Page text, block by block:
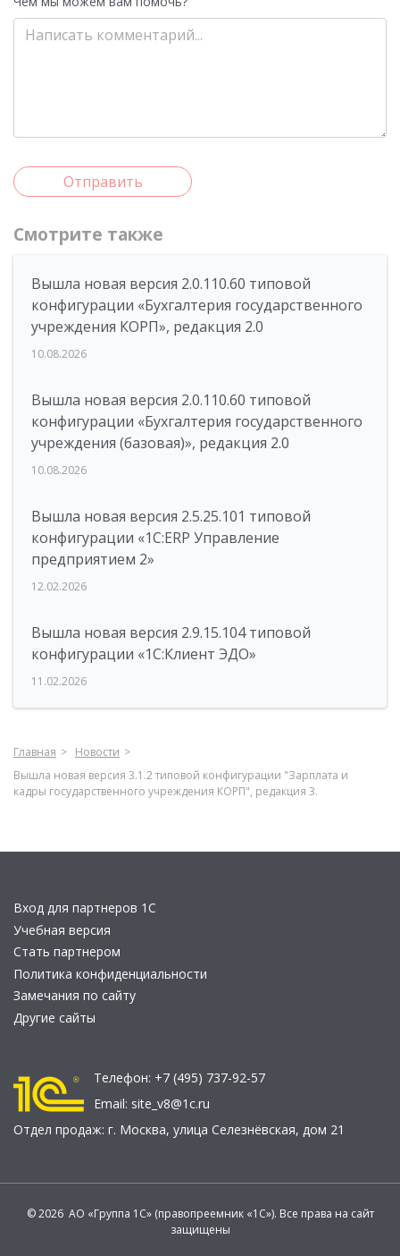
Отправить
Смотрите также
Вышла новая версия 2.0.110.60 типовой
конфигурации «Бухгалтерия государственного
учреждения КОРП», редакция 2.0
10.08.2026
Вышла новая версия 2.0.110.60 типовой
конфигурации «Бухгалтерия государственного
учреждения (базовая)», редакция 2.0
10.08.2026
Вышла новая версия 2.5.25.101 типовой
конфигурации «1С:ERP Управление
предприятием 2»
12.02.2026
Вышла новая версия 2.9.15.104 типовой
конфигурации «1С:Клиент ЭДО»
11.02.2026
Главная
Новости
Вышла новая версия 3.1.2 типовой конфигурации "Зарплата и
кадры государственного учреждения КОРП", редакция 3.
Вход для партнеров 1С
Учебная версия
Стать партнером
Политика конфиденциальности
Замечания по сайту
Другие сайты
Телефон: +7 (495) 737-92-57
Email: site_v8@1c.ru
Отдел продаж: г. Москва, улица Селезнёвская, дом 21
© 2026 АО «Группа 1С» (правопреемник «1С»). Все права на сайт
защищены